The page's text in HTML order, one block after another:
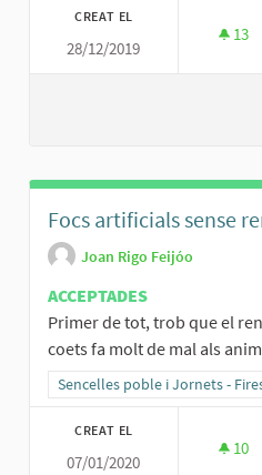
CREAT EL
28/12/2019
13
Focs artificials sense
Joan Rigo Feijóo
ACCEPTADES
Primer de tot, trob que el
coets fa molt de mal als
Resultats al filtrar per la
Sencelles poble i Jornets -
CREAT EL
07/01/2020
10